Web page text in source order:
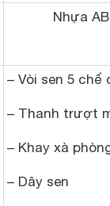
Nhựa
– Vòi sen 5 chế
– Thanh trượt
– Khay xà
– Dây sen